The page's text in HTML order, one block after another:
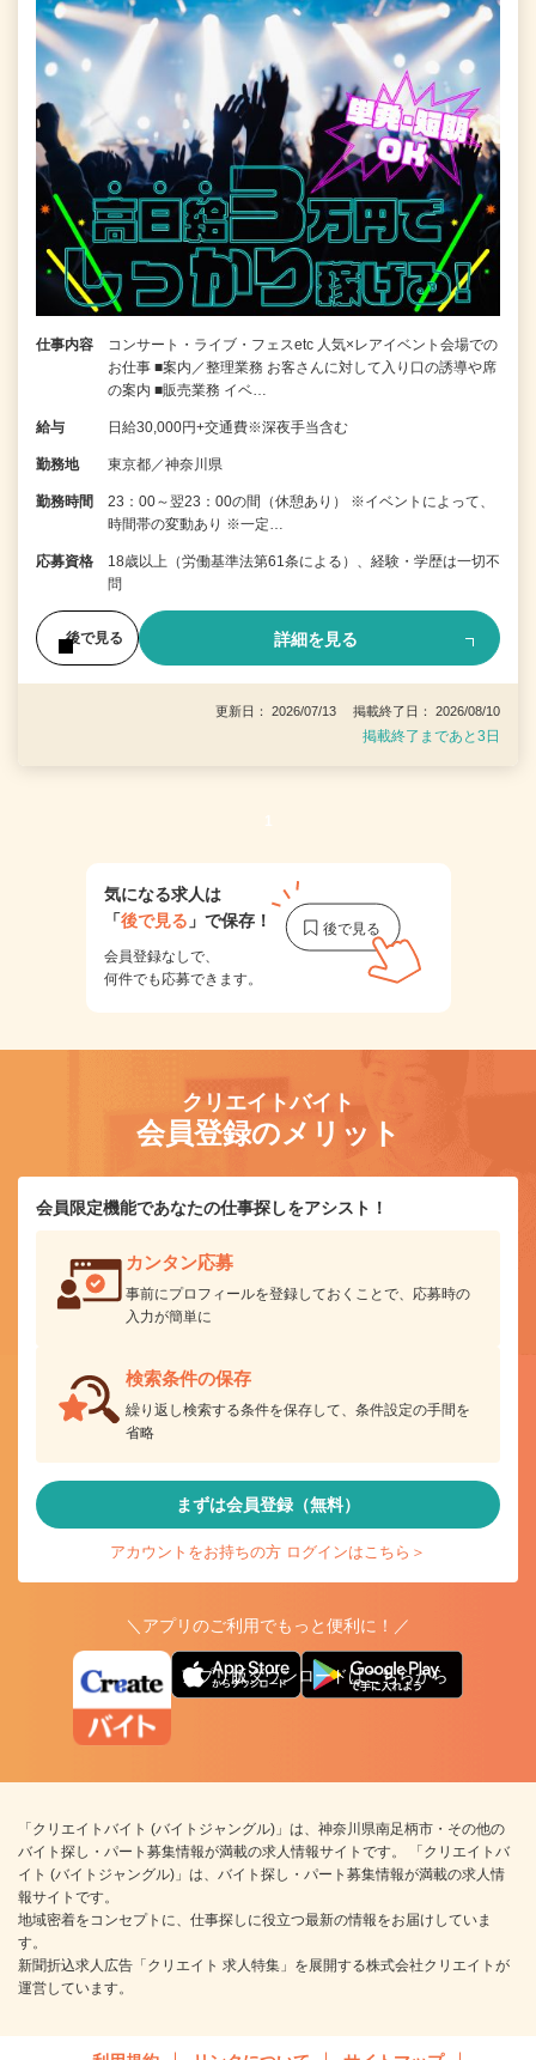
仕事内容
コンサート・ライブ・フェスetc 人気×レアイベント会場での
お仕事 ■案内／整理業務 お客さんに対して入り口の誘導や席
の案内 ■販売業務 イベ…
給与 日給30,000円+交通費※深夜手当含む
勤務地 東京都／神奈川県
勤務時間
23：00～翌23：00の間（休憩あり） ※イベントによって、
時間帯の変動あり ※一定…
応募資格
18歳以上（労働基準法第61条による）、経験・学歴は一切不
問
後で見る 詳細を見る
更新日： 2026/07/13 掲載終了日： 2026/08/10
掲載終了まであと3日
1
気になる求人は
「後で見る 」で保存！
会員登録なしで、
何件でも応募できます。
クリエイトバイト
会員登録のメリット
会員限定機能であなたの仕事探しをアシスト！
カンタン応募
事前にプロフィールを登録しておくことで、応募時の
入力が簡単に
検索条件の保存
繰り返し検索する条件を保存して、条件設定の手間を
省略
まずは会員登録（無料）
アカウントをお持ちの方 ログインはこちら＞
＼アプリのご利用でもっと便利に！／
アプリ版ダウンロードはこちらから
「クリエイトバイト (バイトジャングル)」は、神奈川県南足柄市・その他の
バイト探し・パート募集情報が満載の求人情報サイトです。 「クリエイトバ
イト (バイトジャングル)」は、バイト探し・パート募集情報が満載の求人情
報サイトです。
地域密着をコンセプトに、仕事探しに役立つ最新の情報をお届けしていま
す。
新聞折込求人広告「クリエイト 求人特集」を展開する株式会社クリエイトが
運営しています。